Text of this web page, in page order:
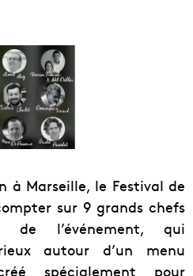
à Marseille, le Festival de
sur 9 grands chefs
de l’événement, qui
autour d’un menu
spécialement pour